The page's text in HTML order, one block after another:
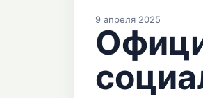
9 апреля 2025